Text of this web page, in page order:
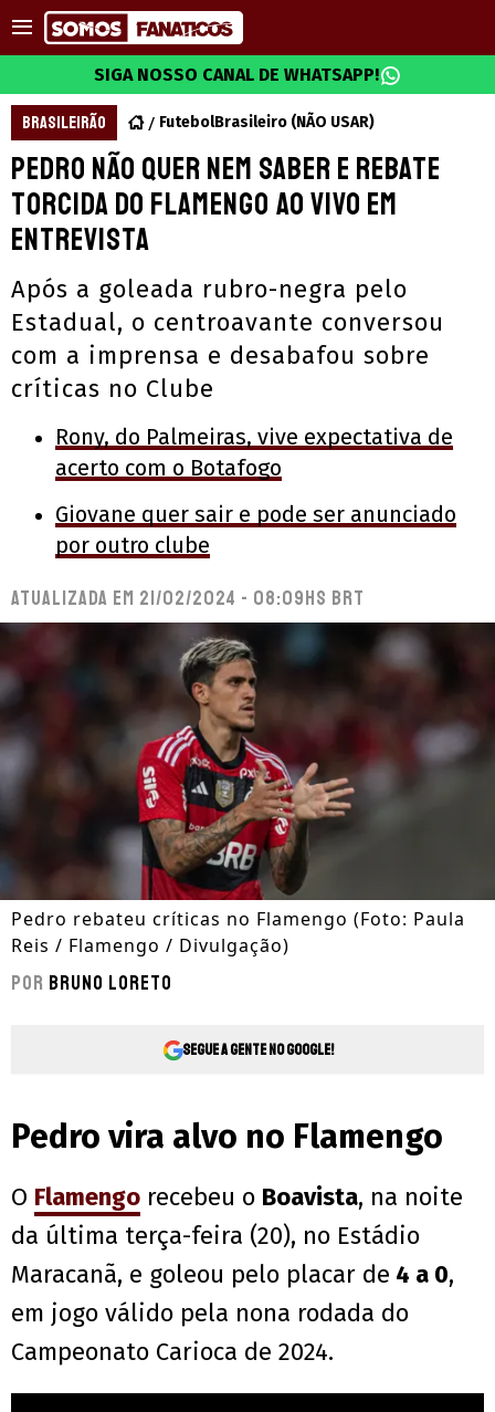
SIGA NOSSO CANAL DE WHATSAPP!
BRASILEIRÃO FutebolBrasileiro (NÃO USAR)
Pedro não quer nem saber e rebate
torcida do Flamengo AO VIVO em
entrevista
Após a goleada rubro-negra pelo
Estadual, o centroavante conversou
com a imprensa e desabafou sobre
críticas no Clube
Rony, do Palmeiras, vive expectativa de
acerto com o Botafogo
Giovane quer sair e pode ser anunciado
por outro clube
Atualizada em 21/02/2024 - 08:09hs BRT
Pedro rebateu críticas no Flamengo (Foto: Paula
Reis / Flamengo / Divulgação)
Por Bruno Loreto
Segue a gente no Google!
Pedro vira alvo no Flamengo
O Flamengo recebeu o Boavista, na noite
da última terça-feira (20), no Estádio
Maracanã, e goleou pelo placar de 4 a 0,
em jogo válido pela nona rodada do
Campeonato Carioca de 2024.